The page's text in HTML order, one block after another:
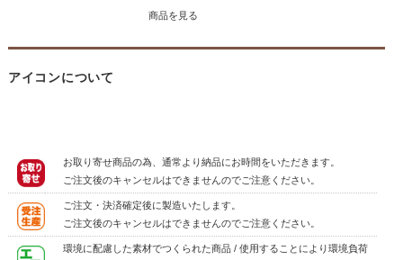
商品を見る
アイコンについて
お取り寄せ商品の為、通常より納品にお時間をいただきます。
ご注文後のキャンセルはできませんのでご注意ください。
ご注文・決済確定後に製造いたします。
ご注文後のキャンセルはできませんのでご注意ください。
環境に配慮した素材でつくられた商品 / 使用することにより環境負荷